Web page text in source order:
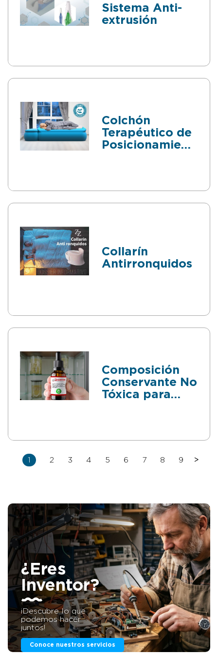
Sistema Anti-
extrusión
Colchón
Terapéutico de
Posicionamiento
Collarín
Antirronquidos
Composición
Conservante No
Tóxica para
1 2 3 4 5 6 7 8 9 >
¿Eres
Inventor?
¡Descubre lo que
podemos hacer
juntos!
Conoce nuestros servicios